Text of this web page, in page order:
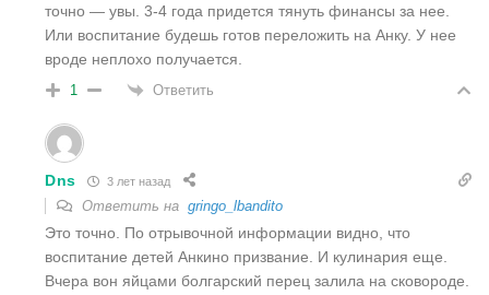
точно — увы. 3-4 года придется тянуть финансы за нее.
Или воспитание будешь готов переложить на Анку. У нее
вроде неплохо получается.
1 Ответить
Dns 3 лет назад
Ответить на gringo_lbandito
Это точно. По отрывочной информации видно, что
воспитание детей Анкино призвание. И кулинария еще.
Вчера вон яйцами болгарский перец залила на сковороде.